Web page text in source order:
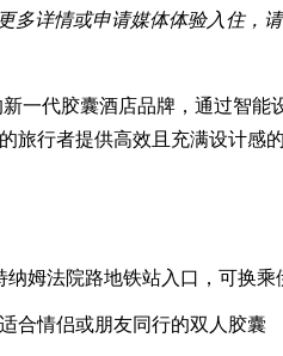
多详情或申请媒体体验入住
代胶囊酒店品牌，通过智能
行者提供高效且充满设计感
姆法院路地铁站入口，可换乘
合情侣或朋友同行的双人胶囊